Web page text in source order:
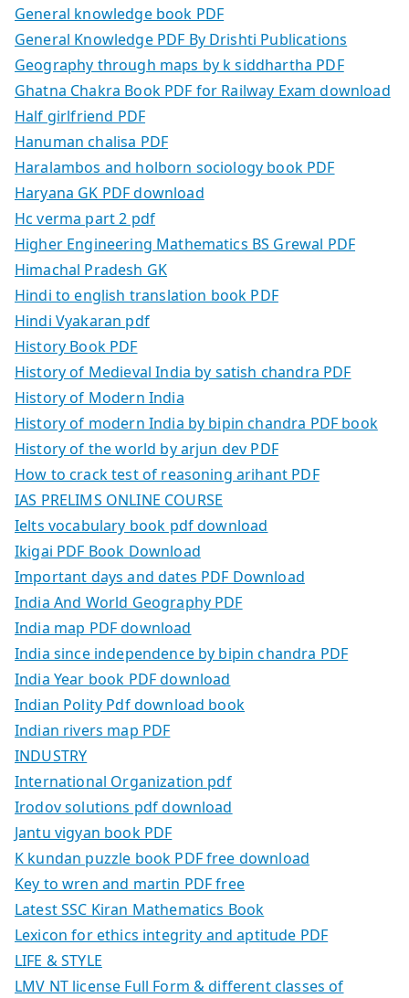
General knowledge book PDF
General Knowledge PDF By Drishti Publications
Geography through maps by k siddhartha PDF
Ghatna Chakra Book PDF for Railway Exam download
Half girlfriend PDF
Hanuman chalisa PDF
Haralambos and holborn sociology book PDF
Haryana GK PDF download
Hc verma part 2 pdf
Higher Engineering Mathematics BS Grewal PDF
Himachal Pradesh GK
Hindi to english translation book PDF
Hindi Vyakaran pdf
History Book PDF
History of Medieval India by satish chandra PDF
History of Modern India
History of modern India by bipin chandra PDF book
History of the world by arjun dev PDF
How to crack test of reasoning arihant PDF
IAS PRELIMS ONLINE COURSE
Ielts vocabulary book pdf download
Ikigai PDF Book Download
Important days and dates PDF Download
India And World Geography PDF
India map PDF download
India since independence by bipin chandra PDF
India Year book PDF download
Indian Polity Pdf download book
Indian rivers map PDF
INDUSTRY
International Organization pdf
Irodov solutions pdf download
Jantu vigyan book PDF
K kundan puzzle book PDF free download
Key to wren and martin PDF free
Latest SSC Kiran Mathematics Book
Lexicon for ethics integrity and aptitude PDF
LIFE & STYLE
LMV NT license Full Form & different classes of